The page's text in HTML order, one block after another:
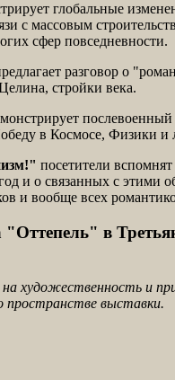
глобальные
с массовым
сфер повседневности.
разговор о
стройки века.
в Космосе, Физики и
посетители
и о связанных с этими
и вообще всех
"Оттепель" в
художественность и
пространстве выставки.